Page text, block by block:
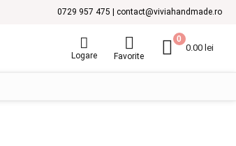
0729 957 475 | contact@viviahandmade.ro
Logare Favorite
0
0.00 lei